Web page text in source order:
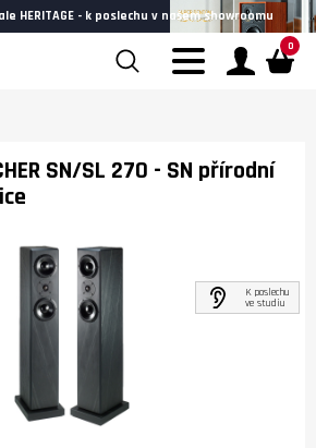
HERITAGE - k poslechu v našem showroomu
0
SN/SL 270 - SN přírodní
K poslechu
ve studiu